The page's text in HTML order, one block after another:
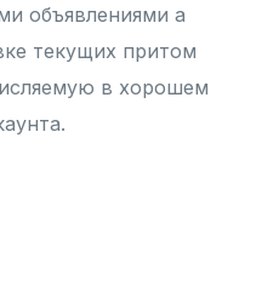
объявлениями а
текущих притом
в хорошем